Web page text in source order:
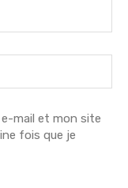
mail et mon site
fois que je